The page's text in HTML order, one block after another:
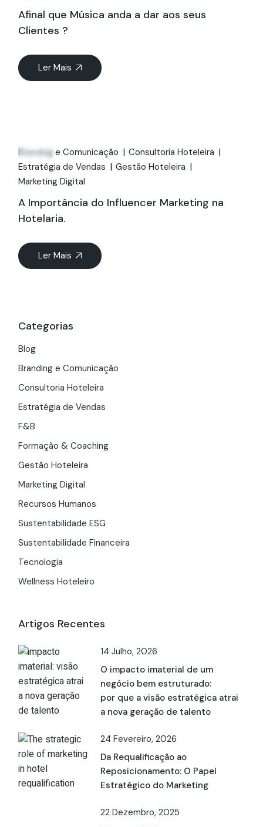
Afinal que Música anda a dar aos seus
Clientes ?
Ler Mais
Jan
Branding e Comunicação
Consultoria Hoteleira
Estratégia de Vendas
Gestão Hoteleira
Marketing Digital
A Importância do Influencer Marketing na
Hotelaria.
Ler Mais
Categorias
Blog
Branding e Comunicação
Consultoria Hoteleira
Estratégia de Vendas
F&B
Formação & Coaching
Gestão Hoteleira
Marketing Digital
Recursos Humanos
Sustentabilidade ESG
Sustentabilidade Financeira
Tecnologia
Wellness Hoteleiro
Artigos Recentes
14 Julho, 2026
O impacto imaterial de um
negócio bem estruturado:
por que a visão estratégica atrai
a nova geração de talento
24 Fevereiro, 2026
Da Requalificação ao
Reposicionamento: O Papel
Estratégico do Marketing
22 Dezembro, 2025